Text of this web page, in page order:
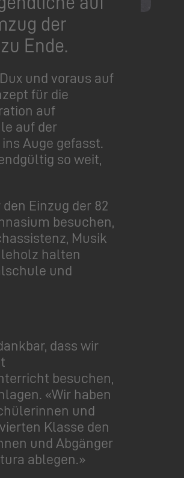
der
Ende.
und voraus auf
für die
auf
auf der
Auge gefasst.
so weit,
Einzug der 82
besuchen,
Musik
halten
und
dass wir
besuchen,
«Wir haben
und
Klasse den
und Abgänger
ablegen.»